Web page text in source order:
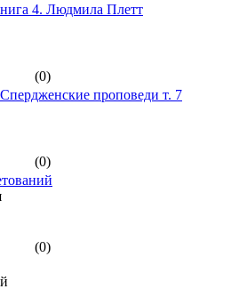
4. Людмила Плетт
(0)
проповеди т. 7
(0)
(0)